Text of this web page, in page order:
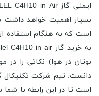
بسیار اهمیت خواهد داشت
است که به هنگام استفاده
دانست. تیم شرکت تکنیکال
است تا در این رابطه با شما